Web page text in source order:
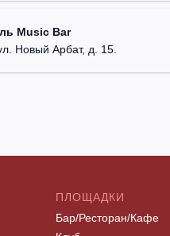
Music Bar
Новый Арбат, д. 15.
ПЛОЩАДКИ
Бар/Ресторан/Кафе